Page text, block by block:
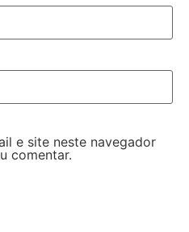
e site neste navegador
comentar.